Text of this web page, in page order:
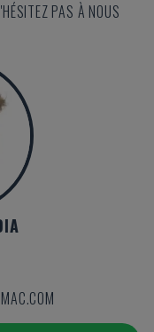
PAS À NOUS